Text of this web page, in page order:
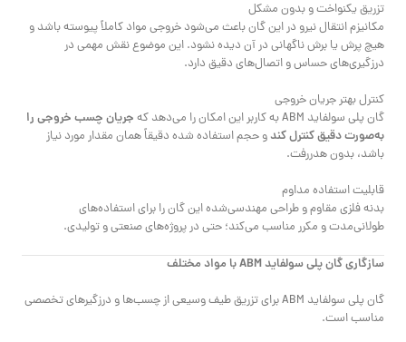
تزریق یکنواخت و بدون مشکل
مکانیزم انتقال نیرو در این گان باعث می‌شود خروجی مواد کاملاً پیوسته باشد و
هیچ پرش یا برش ناگهانی در آن دیده نشود. این موضوع نقش مهمی در
درزگیری‌های حساس و اتصال‌های دقیق دارد.
کنترل بهتر جریان خروجی
گان پلی سولفاید ABM به کاربر این امکان را می‌دهد که
جریان چسب خروجی را
به‌صورت دقیق کنترل کند و حجم استفاده شده دقیقاً همان مقدار مورد نیاز
باشد، بدون هدررفت.
قابلیت استفاده مداوم
بدنه فلزی مقاوم و طراحی مهندسی‌شده این گان را برای استفاده‌های
طولانی‌مدت و مکرر مناسب می‌کند؛ حتی در پروژه‌های صنعتی و تولیدی.
سازگاری گان پلی سولفاید ABM با مواد مختلف
گان پلی سولفاید ABM برای تزریق طیف وسیعی از چسب‌ها و درزگیرهای تخصصی
مناسب است.